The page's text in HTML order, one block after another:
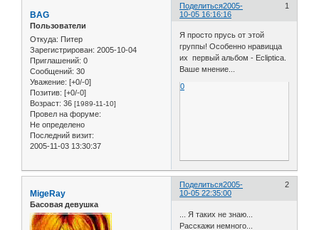
Поделиться 1
2005-
10-05 16:16:16
BAG
Пользователи
Откуда: Питер
Зарегистрирован: 2005-10-04
Приглашений: 0
Сообщений: 30
Уважение: [+0/-0]
Позитив: [+0/-0]
Возраст: 36 [1989-11-10]
Провел на форуме:
Не определено
Последний визит:
2005-11-03 13:30:37
Я просто прусь от этой
группы! Особенно нравицца
их первый альбом - Ecliptica.
Ваше мнение...
0
Поделиться 2
2005-
10-05 22:35:00
MigeRay
Басовая девушка
... Я таких не знаю...
Расскажи немного...